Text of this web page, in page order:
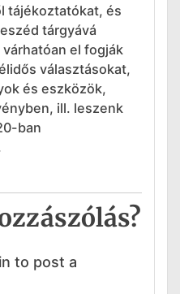
tájékoztatókat, és
tárgyává
el fogják
választásokat,
és eszközök,
ill. leszenk
ban
to post a